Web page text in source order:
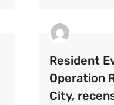
Resident
Operation
City,